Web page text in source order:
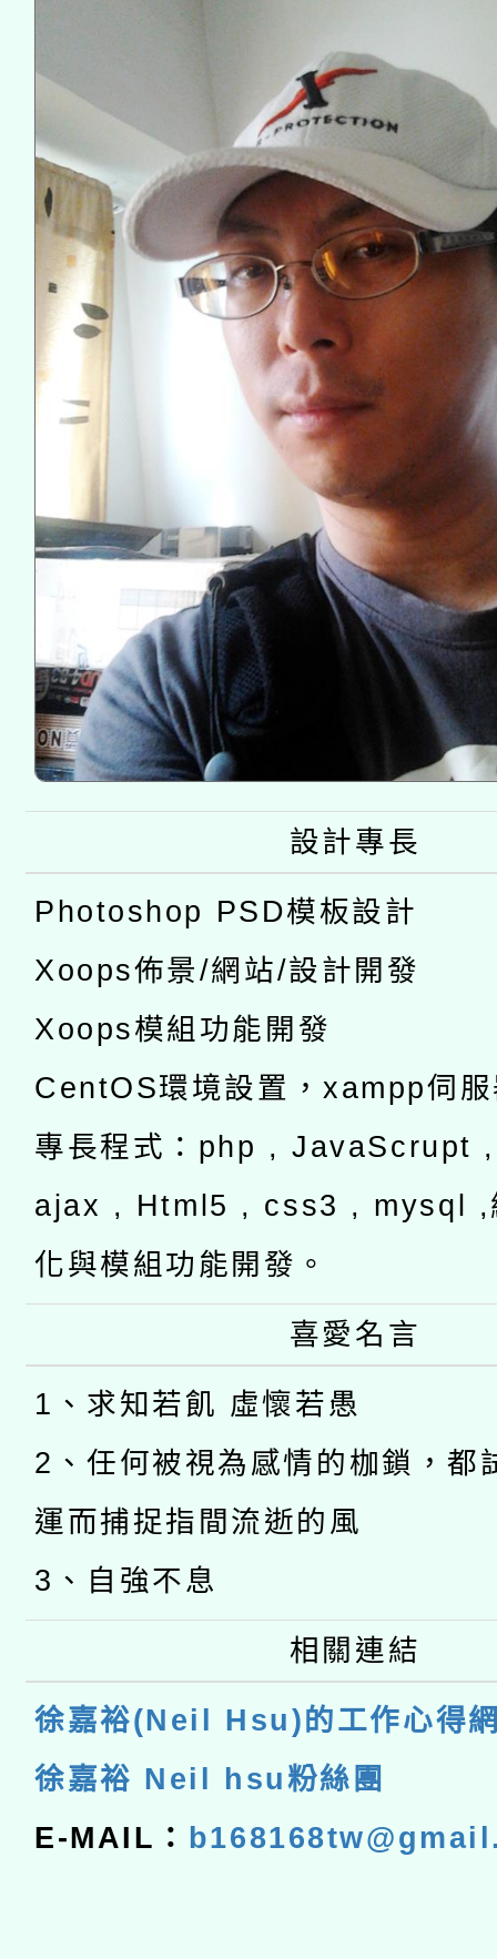
設計專長
Photoshop PSD模板設計
Xoops佈景/網站/設計開發
Xoops模組功能開發
CentOS環境設置，xampp伺
專長程式：php , JavaScrupt
ajax , Html5 , css3 , mysql ,
化與模組功能開發。
喜愛名言
1、求知若飢 虛懷若愚
2、任何被視為感情的枷鎖，都
運而捕捉指間流逝的風
3、自強不息
相關連結
徐嘉裕(Neil Hsu)的工作心得
徐嘉裕 Neil hsu粉絲團
E-MAIL：